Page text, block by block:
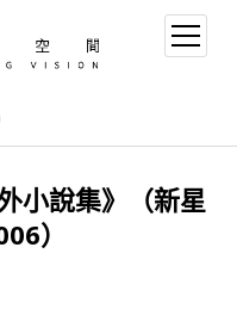
open
menu
小說集》（新星
）